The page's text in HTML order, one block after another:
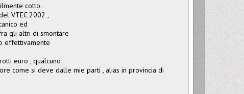
cotto.
VTEC 2002 ,
ed
gli altri di smontare
effettivamente
euro , qualcuno
come si deve dalle mie parti , alias in provincia di